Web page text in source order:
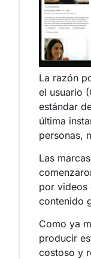
La razón
el usuario
estándar
última
personas,
Las
por videos
contenido
Como ya
producir
costoso y